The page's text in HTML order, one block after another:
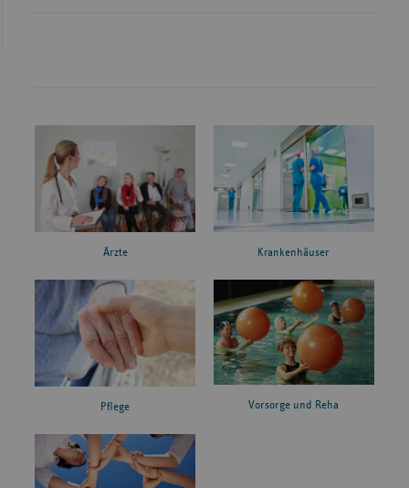
Ärzte Krankenhäuser
Pflege Vorsorge und Reha